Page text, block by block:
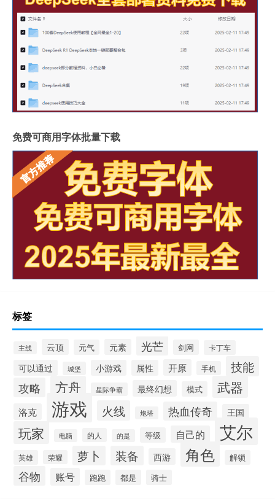
免费可商用字体批量下载
标签
主线 云顶 元气 元素 光芒 剑网 卡丁车
可以通过 城堡 小游戏 属性 开原 手机 技能
攻略 方舟 星际争霸 最终幻想 模式 武器
洛克 游戏 火线 炮塔 热血传奇 王国
玩家 电脑 的人 的是 等级 自己的 艾尔
英雄 荣耀 萝卜 装备 西游 角色 解锁
谷物 账号 跑跑 都是 骑士